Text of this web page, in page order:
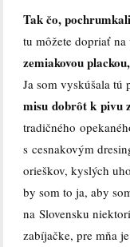
Tak čo,
tu môžete dopriať
zemiakovou
Ja som vyskúšala tú
misu dobrôt k pivu
tradičného
s cesnakovým
orieškov, kyslých
by som to ja, aby
na Slovensku
zabíjačke, pre mňa